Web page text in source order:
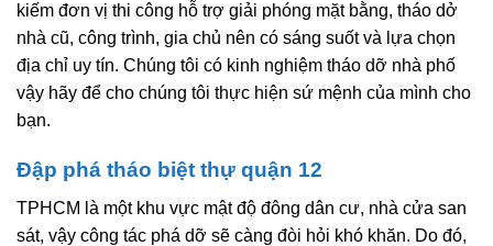
kiếm đơn vị thi công hỗ trợ giải phóng mặt bằng, tháo dở
nhà cũ, công trình, gia chủ nên có sáng suốt và lựa chọn
địa chỉ uy tín. Chúng tôi có kinh nghiệm tháo dỡ nhà phố
vậy hãy để cho chúng tôi thực hiện sứ mệnh của mình cho
bạn.
Đập phá tháo biệt thự quận 12
TPHCM là một khu vực mật độ đông dân cư, nhà cửa san
sát, vậy công tác phá dỡ sẽ càng đòi hỏi khó khăn. Do đó,